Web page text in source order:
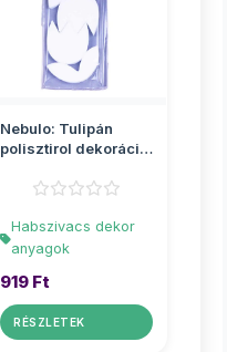
Nebulo: Tulipán
polisztirol dekoráció
Habszivacs dekor
anyagok
919 Ft
RÉSZLETEK